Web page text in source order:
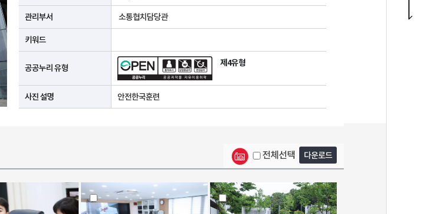
관리부서 소통협치담당관
키워드
공공누리 유형 제4유형
사진 설명 안전한국훈련
전체선택 다운로드